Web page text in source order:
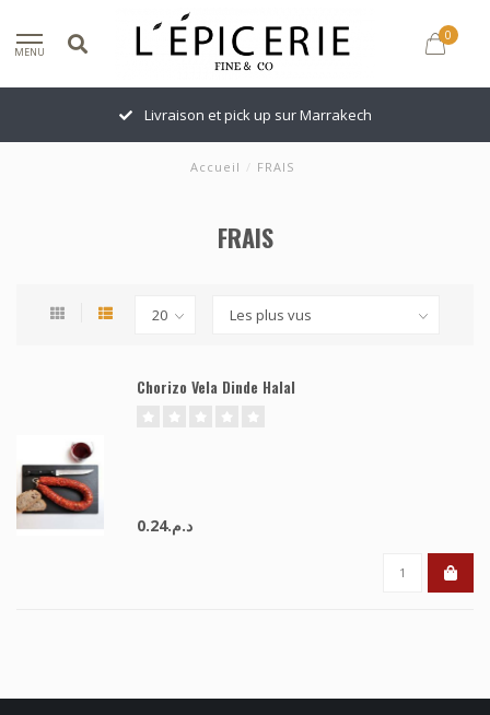
MENU
0
Livraison et pick up sur Marrakech
Accueil / FRAIS
FRAIS
Chorizo Vela Dinde Halal
د.م.0.24